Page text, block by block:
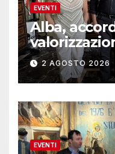
EVENTI
Alba,
musicale
2 AGOSTO 2026
EVENTI